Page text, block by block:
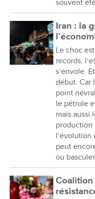
souvent
Iran : la
Le choc
records,
s’envole.
début. Car
point
le pétrole
mais aussi
production
peut
ou
Coalition